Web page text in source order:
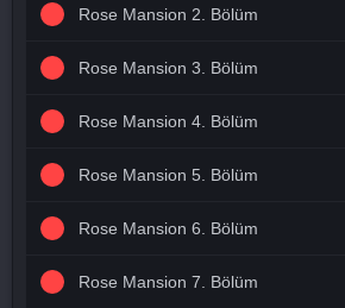
Rose Mansion 2. Bölüm
Rose Mansion 3. Bölüm
Rose Mansion 4. Bölüm
Rose Mansion 5. Bölüm
Rose Mansion 6. Bölüm
Rose Mansion 7. Bölüm